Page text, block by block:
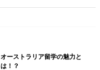
オーストラリア留学の魅力と
は！？